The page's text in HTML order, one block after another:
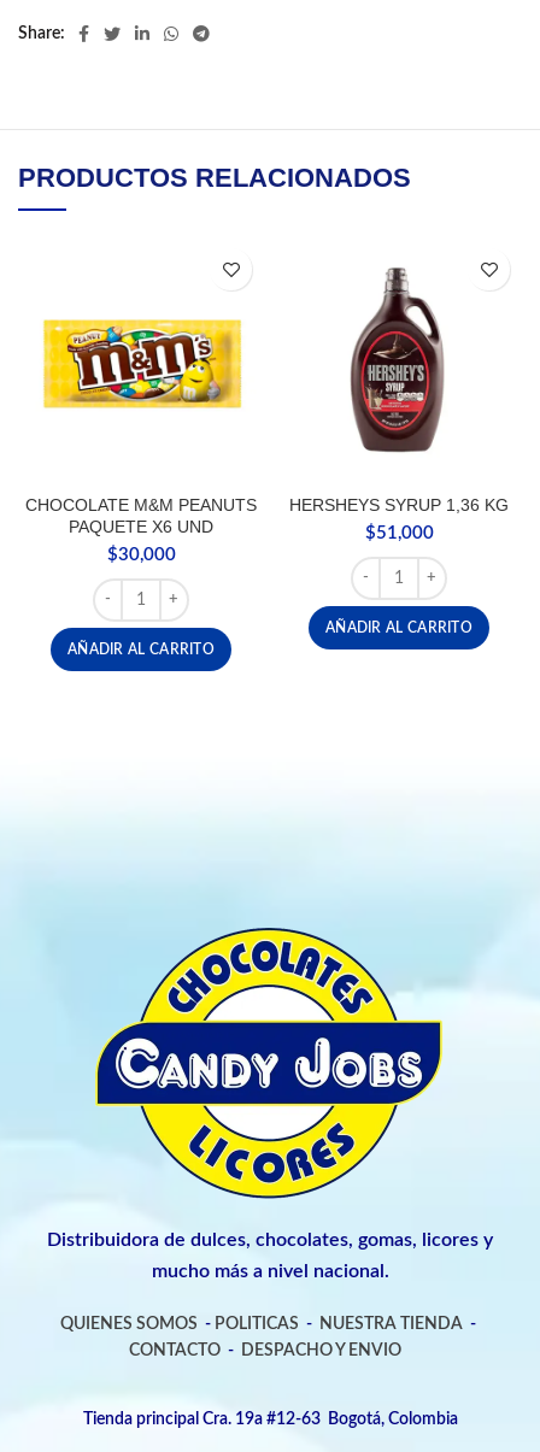
Share
PRODUCTOS RELACIONADOS
CHOCOLATE M&M PEANUTS
PAQUETE X6 UND
$30,000
CHOCOLATE M&M PEANUTS PAQUETE X6 UND cantidad
AÑADIR AL CARRITO
HERSHEYS SYRUP 1,36 KG
$51,000
HERSHEYS SYRUP 1,36
AÑADIR AL CARRITO
Distribuidora de dulces, chocolates, gomas, licores y
mucho más a nivel nacional.
QUIENES SOMOS - POLITICAS - NUESTRA TIENDA -
CONTACTO- DESPACHO Y ENVIO
Tienda principal Cra. 19a #12-63 Bogotá, Colombia